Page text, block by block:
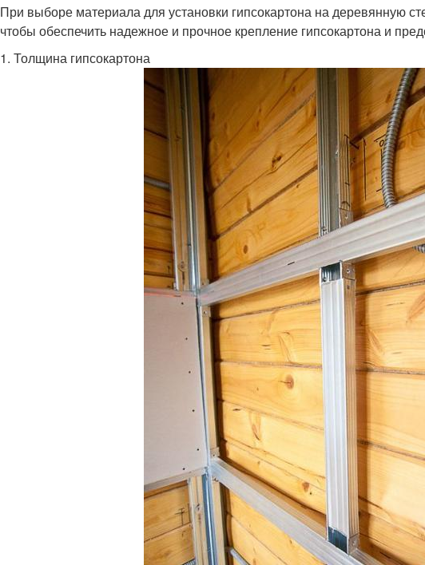
При выборе материала для установки гипсокартона на деревянную
чтобы обеспечить надежное и прочное крепление гипсокартона и
1. Толщина гипсокартона